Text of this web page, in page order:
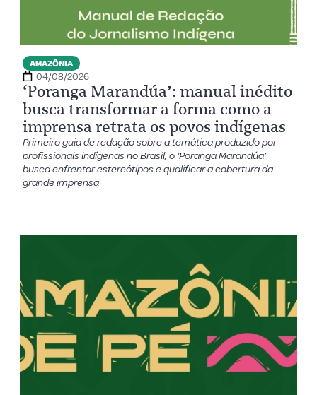
AMAZÔNIA
04/08/2026
‘Poranga Marandúa’: manual inédito
busca transformar a forma como a
imprensa retrata os povos indígenas
Primeiro guia de redação sobre a temática produzido por
profissionais indígenas no Brasil, o ‘Poranga Marandúa’
busca enfrentar estereótipos e qualificar a cobertura da
grande imprensa